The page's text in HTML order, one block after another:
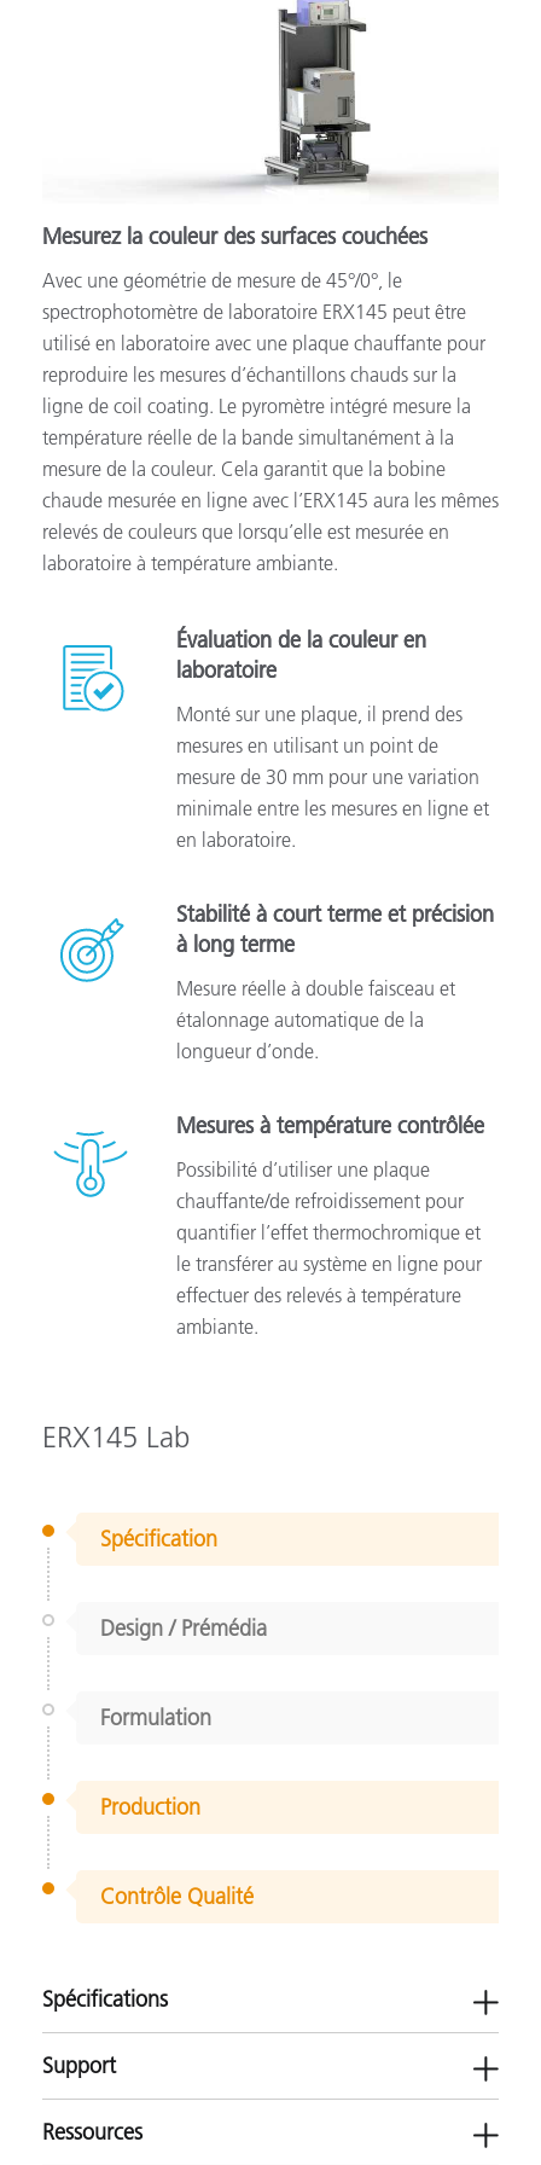
Mesurez la couleur des surfaces couchées
Avec une géométrie de mesure de 45°/0°, le
spectrophotomètre de laboratoire ERX145 peut être
utilisé en laboratoire avec une plaque chauffante pour
reproduire les mesures d’échantillons chauds sur la
ligne de coil coating. Le pyromètre intégré mesure la
température réelle de la bande simultanément à la
mesure de la couleur. Cela garantit que la bobine
chaude mesurée en ligne avec l’ERX145 aura les mêmes
relevés de couleurs que lorsqu’elle est mesurée en
laboratoire à température ambiante.
Évaluation de la couleur en
laboratoire
Monté sur une plaque, il prend des
mesures en utilisant un point de
mesure de 30 mm pour une variation
minimale entre les mesures en ligne et
en laboratoire.
Stabilité à court terme et précision
à long terme
Mesure réelle à double faisceau et
étalonnage automatique de la
longueur d’onde.
Mesures à température contrôlée
Possibilité d’utiliser une plaque
chauffante/de refroidissement pour
quantifier l’effet thermochromique et
le transférer au système en ligne pour
effectuer des relevés à température
ambiante.
ERX145 Lab
Spécification
Design / Prémédia
Formulation
Production
Contrôle Qualité
Spécifications
Support
Ressources